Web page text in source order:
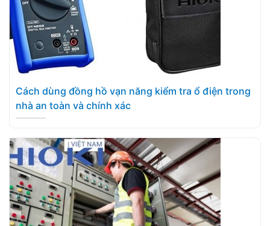
Cách dùng đồng hồ vạn năng kiểm tra ổ điện trong
nhà an toàn và chính xác